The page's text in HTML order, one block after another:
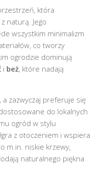
która
naturą. Jego
wszystkim minimalizm
co tworzy
ogrodzie dominują
i beż, które nadają
zazwyczaj preferuje się
do lokalnych
ogród w stylu
z otoczeniem i wspiera
m.in. niskie krzewy,
naturalnego piękna